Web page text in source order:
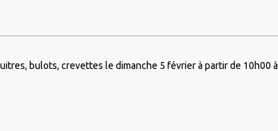
bulots, crevettes le dimanche 5 février à partir de 10h00 à